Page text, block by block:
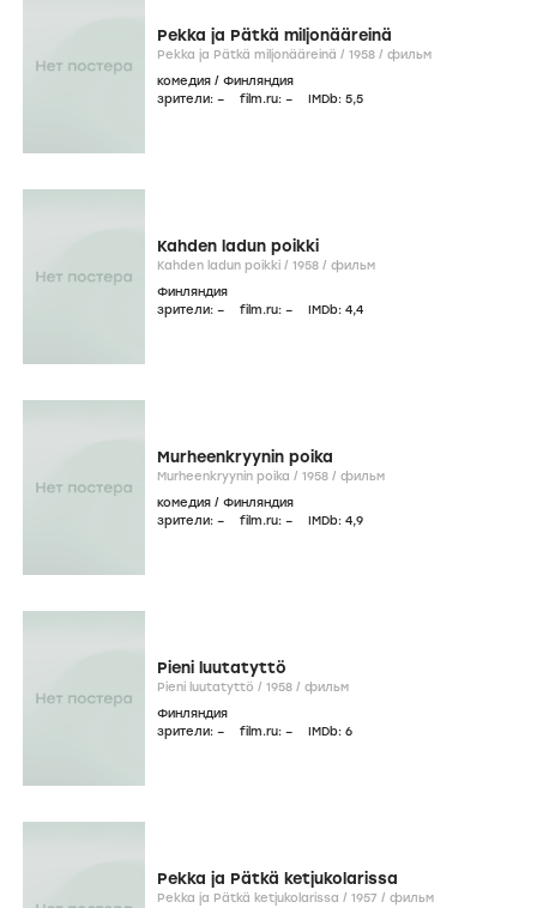
Pekka ja Pätkä miljonääreinä
Pekka ja Pätkä miljonääreinä / 1958 / фильм
комедия / Финляндия
зрители: – film.ru: – IMDb: 5,5
Kahden ladun poikki
Kahden ladun poikki / 1958 / фильм
Финляндия
зрители: – film.ru: – IMDb: 4,4
Murheenkryynin poika
Murheenkryynin poika / 1958 / фильм
комедия / Финляндия
зрители: – film.ru: – IMDb: 4,9
Pieni luutatyttö
Pieni luutatyttö / 1958 / фильм
Финляндия
зрители: – film.ru: – IMDb: 6
Pekka ja Pätkä ketjukolarissa
Pekka ja Pätkä ketjukolarissa / 1957 / фильм